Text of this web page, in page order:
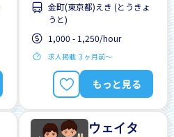
はじめて OK
土日 しごと
金町(東京都)えき (とうきょ
うと)
1,000 - 1,250/hour
求人掲載 ３ヶ月前〜
もっと見る
ウェイタ